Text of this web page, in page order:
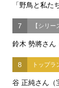
「野鳥と私
7 【シリ
鈴木 勢將さん
8 トップラ
谷 正純さん（